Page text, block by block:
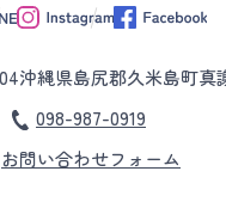
沖縄県島尻郡久米島町真
098-987-0919
お問い合わせフォーム